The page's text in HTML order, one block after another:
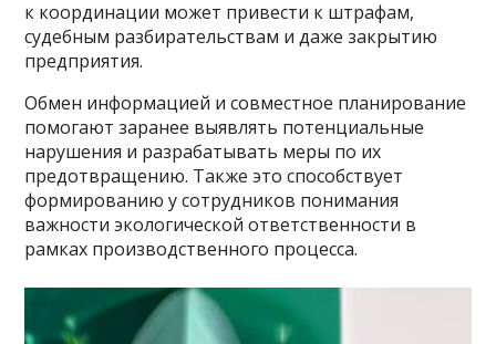
к координации может привести к штрафам,
судебным разбирательствам и даже закрытию
предприятия.
Обмен информацией и совместное планирование
помогают заранее выявлять потенциальные
нарушения и разрабатывать меры по их
предотвращению. Также это способствует
формированию у сотрудников понимания
важности экологической ответственности в
рамках производственного процесса.